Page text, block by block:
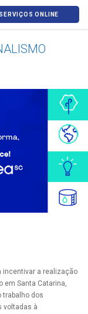
SERVIÇOS ONLINE
incentivar a realização
em Santa Catarina,
trabalho dos
voltadas à